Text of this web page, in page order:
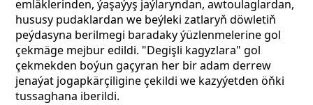
emläklerinden, ýaşaýyş jaýlaryndan, awtoulaglardan,
hususy pudaklardan we beýleki zatlaryň döwletiň
peýdasyna berilmegi baradaky ýüzlenmelerine gol
çekmäge mejbur edildi. "Degişli kagyzlara" gol
çekmekden boýun gaçyran her bir adam derrew
jenaýat jogapkärçiligine çekildi we kazyýetden öňki
tussaghana iberildi.